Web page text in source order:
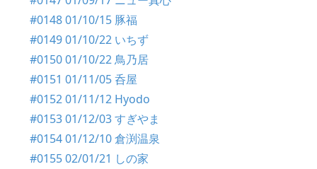
#0148 01/10/15 豚福
#0149 01/10/22 いちず
#0150 01/10/22 鳥乃居
#0151 01/11/05 呑屋
#0152 01/11/12 Hyodo
#0153 01/12/03 すぎやま
#0154 01/12/10 倉渕温泉
#0155 02/01/21 しの家